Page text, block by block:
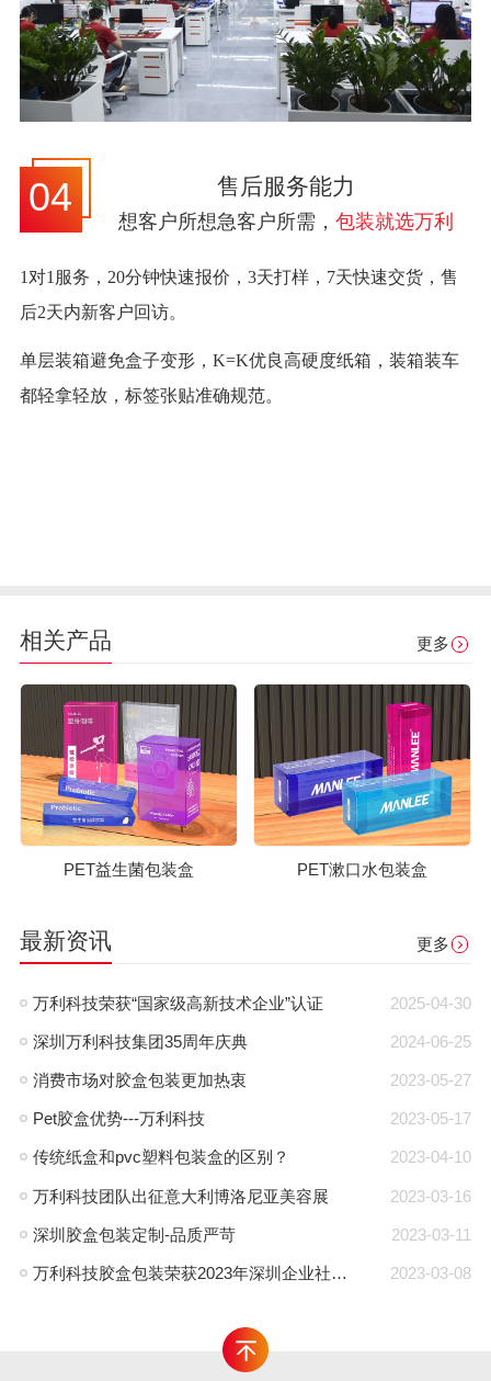
04 售后服务能力
想客户所想急客户所需， 包装就选万利
1对1服务，20分钟快速报价，3天打样，7天快速交货，售
后2天内新客户回访。
单层装箱避免盒子变形，K=K优良高硬度纸箱，装箱装车
都轻拿轻放，标签张贴准确规范。
相关产品 更多
PET益生菌包装盒 PET漱口水包装盒
最新资讯 更多
2025-04-30
万利科技荣获“国家级高新技术企业”认证
2024-06-25
深圳万利科技集团35周年庆典
2023-05-27
消费市场对胶盒包装更加热衷
2023-05-17
Pet胶盒优势---万利科技
2023-04-10
传统纸盒和pvc塑料包装盒的区别？
2023-03-16
万利科技团队出征意大利博洛尼亚美容展
2023-03-11
深圳胶盒包装定制-品质严苛
2023-03-08
万利科技胶盒包装荣获2023年深圳企业社会责任贡献奖